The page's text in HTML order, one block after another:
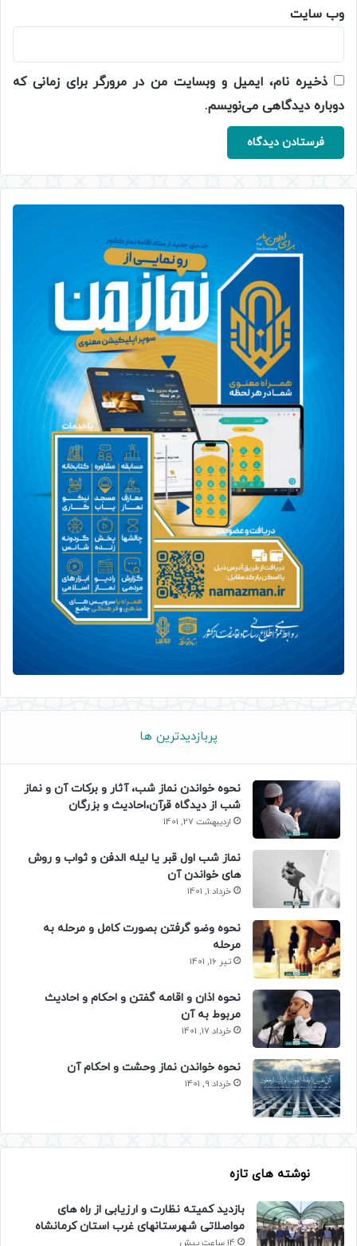
وب‌ سایت
ذخیره نام، ایمیل و وبسایت من در مرورگر برای زمانی که
دوباره دیدگاهی می‌نویسم.
پربازدیدترین ها
نحوه خواندن نماز شب، آثار و برکات آن و نماز
شب از دیدگاه قرآن،احادیث و بزرگان
اردیبهشت 27, 1401
نماز شب اول قبر یا لیله الدفن و ثواب و روش
های خواندن آن
خرداد 1, 1401
نحوه وضو گرفتن بصورت کامل و مرحله به
مرحله
تیر 16, 1401
نحوه اذان و اقامه گفتن و احکام و احادیث
مربوط به آن
خرداد 17, 1401
نحوه خواندن نماز وحشت و احکام آن
خرداد 9, 1401
نوشته های تازه
بازدید کمیته نظارت و ارزیابی از راه های
مواصلاتی شهرستانهای غرب استان کرمانشاه
14 ساعت پیش